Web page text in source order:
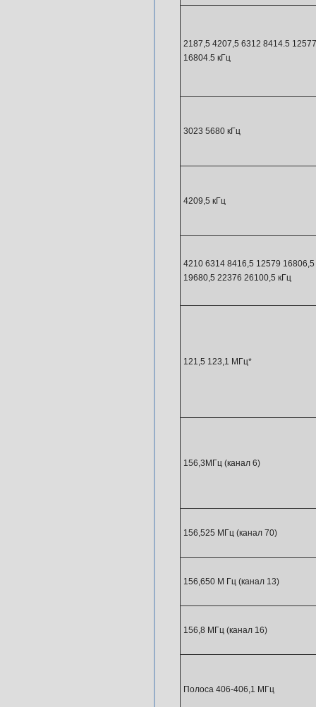
2187,5 4207,5 6312 8414.5 12577
16804.5 кГц
3023 5680 кГц
4209,5 кГц
4210 6314 8416,5 12579 16806,5
19680,5 22376 26100,5 кГц
121,5 123,1 МГц*
156,3МГц (канал 6)
156,525 МГц (канал 70)
156,650 М Гц (канал 13)
156,8 МГц (канал 16)
Полоса 406-406,1 МГц